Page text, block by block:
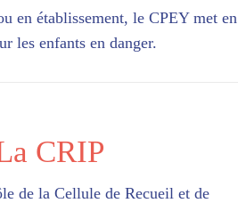
en établissement, le CPEY met en
les enfants en danger.
CRIP
de la Cellule de Recueil et de